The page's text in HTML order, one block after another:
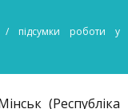
/ підсумки роботи у
(Республіка